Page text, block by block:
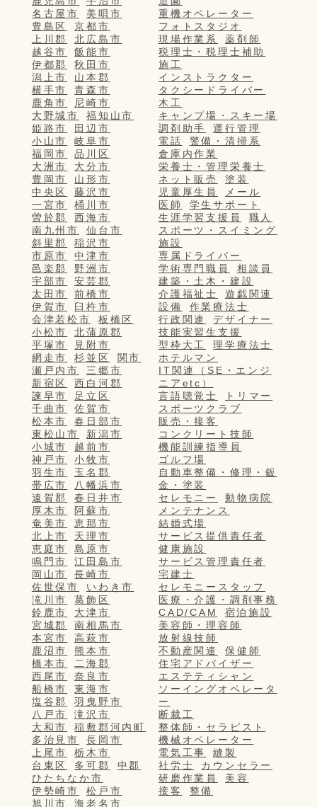
名古屋市
美唄市
豊島区
京都市
上川郡
北広島市
越谷市
飯能市
伊都郡
秋田市
潟上市
山本郡
横手市
青森市
鹿角市
尼崎市
大野城市
福知山市
姫路市
田辺市
小山市
岐阜市
福岡市
品川区
大洲市
大分市
豊岡市
山形市
中央区
藤沢市
一宮市
桶川市
曽於郡
西海市
南九州市
仙台市
斜里郡
稲沢市
市原市
中津市
邑楽郡
野洲市
宇部市
安芸郡
太田市
前橋市
伊賀市
臼杵市
会津若松市
板橋区
小松市
北蒲原郡
平塚市
見附市
網走市
杉並区
関市
瀬戸内市
三郷市
新宿区
西白河郡
諫早市
足立区
千曲市
佐賀市
松本市
春日部市
東松山市
新潟市
小城市
越前市
神戸市
小牧市
羽生市
玉名郡
帯広市
八幡浜市
遠賀郡
春日井市
厚木市
阿蘇市
奄美市
恵那市
北上市
天理市
恵庭市
島原市
鳴門市
江田島市
岡山市
長崎市
佐世保市
いわき市
滝川市
葛飾区
鈴鹿市
大津市
宮城郡
南相馬市
本宮市
高萩市
鹿沼市
熊本市
橋本市
二海郡
西尾市
奈良市
船橋市
東海市
塩谷郡
羽曳野市
八戸市
滝沢市
大和市
稲敷郡河内町
多治見市
長岡市
上尾市
栃木市
台東区
多可郡
中郡
ひたちなか市
伊勢崎市
松戸市
旭川市
海老名市
重機オペレーター
フォトスタジオ
現場作業系
薬剤師
税理士・税理士補助
施工
インストラクター
タクシードライバー
木工
キャンプ場・スキー場
調剤助手
運行管理
電話
警備・清掃系
倉庫内作業
栄養士・管理栄養士
ネット販売
塗装
児童厚生員
メール
医師
学生サポート
生涯学習支援員
職人
スポーツ・スイミング
施設
専属ドライバー
学術専門職員
相談員
建築・土木・建設
介護福祉士
遊戯関連
設備
作業療法士
行政関連
デザイナー
技能実習生支援
型枠大工
理学療法士
ホテルマン
IT関連（SE・エンジ
ニアetc）
言語聴覚士
トリマー
スポーツクラブ
販売・接客
コンクリート技師
機能訓練指導員
ゴルフ場
自動車整備・修理・鈑
金・塗装
セレモニー
動物病院
メンテナンス
結婚式場
サービス提供責任者
健康施設
サービス管理責任者
宅建士
セレモニースタッフ
医療・介護・調剤事務
CAD/CAM
宿泊施設
美容師・理容師
放射線技師
不動産関連
保健師
住宅アドバイザー
エステティシャン
ソーイングオペレータ
ー
断裁工
整体師・セラピスト
機械オペレーター
電気工事
縫製
社労士
カウンセラー
研磨作業員
美容
接客
整備